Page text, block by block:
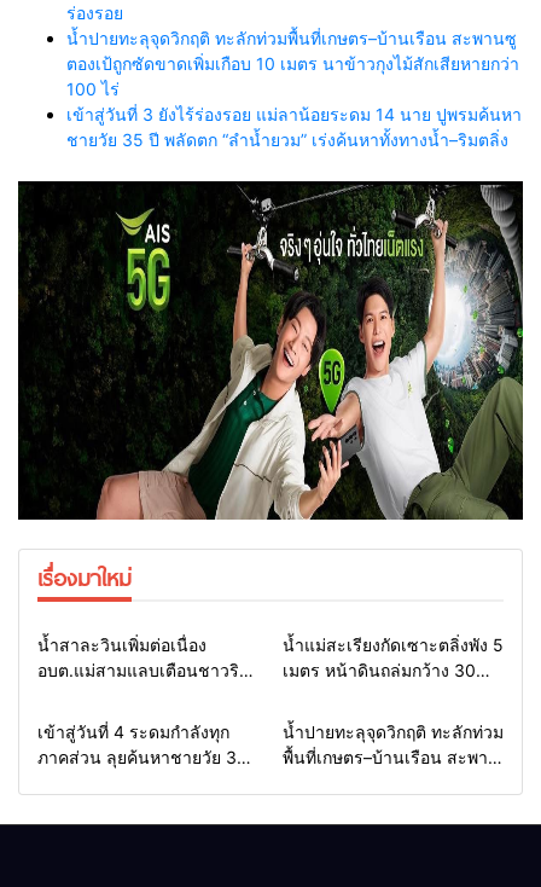
ร่องรอย
น้ำปายทะลุจุดวิกฤติ ทะลักท่วมพื้นที่เกษตร–บ้านเรือน สะพานซู
ตองเป้ถูกซัดขาดเพิ่มเกือบ 10 เมตร นาข้าวกุงไม้สักเสียหายกว่า
100 ไร่
เข้าสู่วันที่ 3 ยังไร้ร่องรอย แม่ลาน้อยระดม 14 นาย ปูพรมค้นหา
ชายวัย 35 ปี พลัดตก “ลำน้ำยวม” เร่งค้นหาทั้งทางน้ำ–ริมตลิ่ง
เรื่องมาใหม่
Home รอบรั้วทั่วไทย
น้ำสาละวินเพิ่มต่อเนื่อง
อบต.แม่สามแลบเตือนชาวริม
น้ำท่วมหนักเมื่อ 2 ปีก่อน จัด
ชุดเคลื่อนที่เร็วเฝ้าระวัง 24
Home รอบรั้วทั่วไทย
น้ำแม่สะเรียงกัดเซาะตลิ่งพัง 5
เมตร หน้าดินถล่มกว้าง 30
อำเภอรุดสั่งเร่งแก้ด่วน
Home รอบรั้วทั่วไทย
เข้าสู่วันที่ 4 ระดมกำลังทุก
ภาคส่วน ลุยค้นหาชายวัย 35
Home รอบรั้วทั่วไทย
น้ำปายทะลุจุดวิกฤติ ทะลักท่วม
พื้นที่เกษตร–บ้านเรือน สะพาน